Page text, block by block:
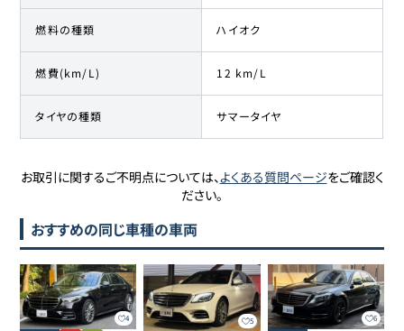
燃料の種類 ハイオク
燃費(km/L) 12 km/L
タイヤの種類 サマータイヤ
お取引に関するご不明点については、よくある質問ページをご確認く
ださい。
おすすめの同じ車種の車両
4 5 6